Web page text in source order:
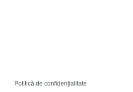
Politică de confidențialitate